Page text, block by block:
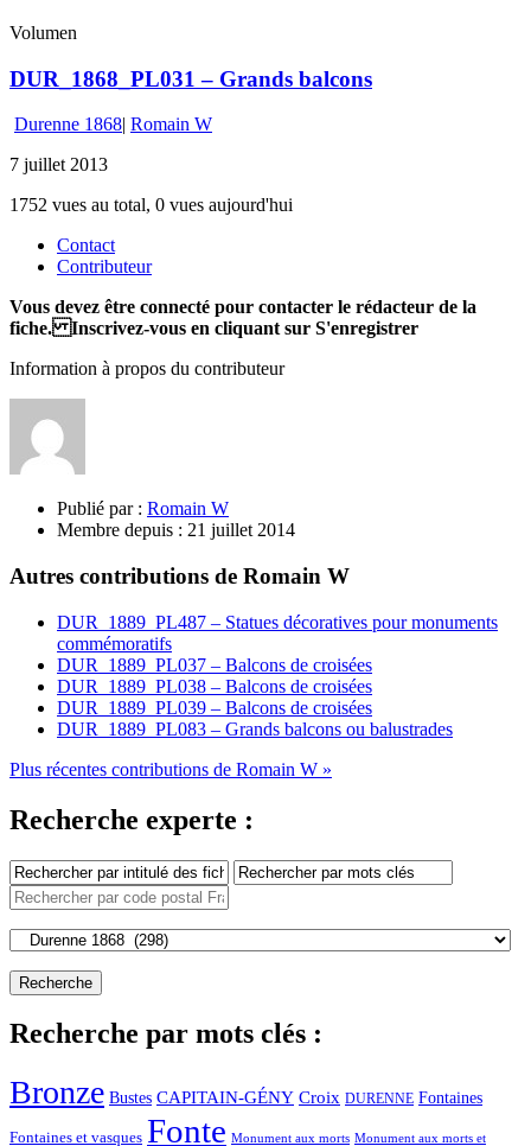
Volumen
DUR_1868_PL031 – Grands balcons
Durenne 1868| Romain W
7 juillet 2013
1752 vues au total, 0 vues aujourd'hui
Contact
Contributeur
Vous devez être connecté pour contacter le rédacteur de la
fiche. Inscrivez-vous en cliquant sur S'enregistrer
Information à propos du contributeur
Publié par : Romain W
Membre depuis : 21 juillet 2014
Autres contributions de Romain W
DUR_1889_PL487 – Statues décoratives pour monuments
commémoratifs
DUR_1889_PL037 – Balcons de croisées
DUR_1889_PL038 – Balcons de croisées
DUR_1889_PL039 – Balcons de croisées
DUR_1889_PL083 – Grands balcons ou balustrades
Plus récentes contributions de Romain W »
Recherche experte :
Recherche par mots clés :
Bronze Bustes CAPITAIN-GÉNY Croix DURENNE Fontaines
Fontaines et vasques Fonte Monument aux morts Monument aux morts et